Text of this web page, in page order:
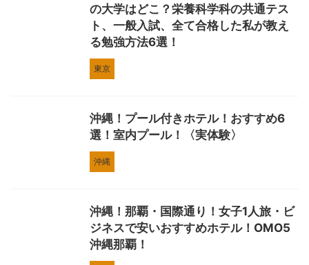
の大学はどこ？栄養科学科の共通テス
ト、一般入試、全て合格した私が教え
る勉強方法6選！
東京
沖縄！プール付きホテル！おすすめ6
選！室内プール！〈実体験〉
沖縄
沖縄！那覇・国際通り！女子1人旅・ビ
ジネスで安いおすすめホテル！OMO5
沖縄那覇！